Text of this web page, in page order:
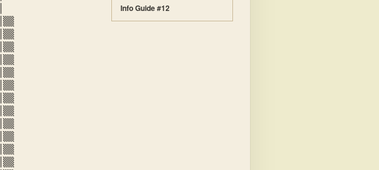
▒▒
▒▒
▒▒
▒▒
▒▒
▒▒
▒▒
▒▒
▒▒
▒▒
▒▒
Info Guide #12